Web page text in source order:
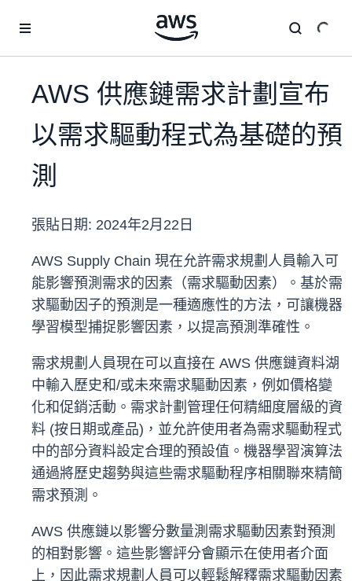
AWS 供應鏈需求計劃宣布
以需求驅動程式為基礎的預
測
張貼日期: 2024年2月22日
AWS Supply Chain 現在允許需求規劃人員輸入可
能影響預測需求的因素（需求驅動因素）。基於需
求驅動因子的預測是一種適應性的方法，可讓機器
學習模型捕捉影響因素，以提高預測準確性。
需求規劃人員現在可以直接在 AWS 供應鏈資料湖
中輸入歷史和/或未來需求驅動因素，例如價格變
化和促銷活動。需求計劃管理任何精細度層級的資
料 (按日期或產品)，並允許使用者為需求驅動程式
中的部分資料設定合理的預設值。機器學習演算法
通過將歷史趨勢與這些需求驅動程序相關聯來精簡
需求預測。
AWS 供應鏈以影響分數量測需求驅動因素對預測
的相對影響。這些影響評分會顯示在使用者介面
上，因此需求規劃人員可以輕鬆解釋需求驅動因素